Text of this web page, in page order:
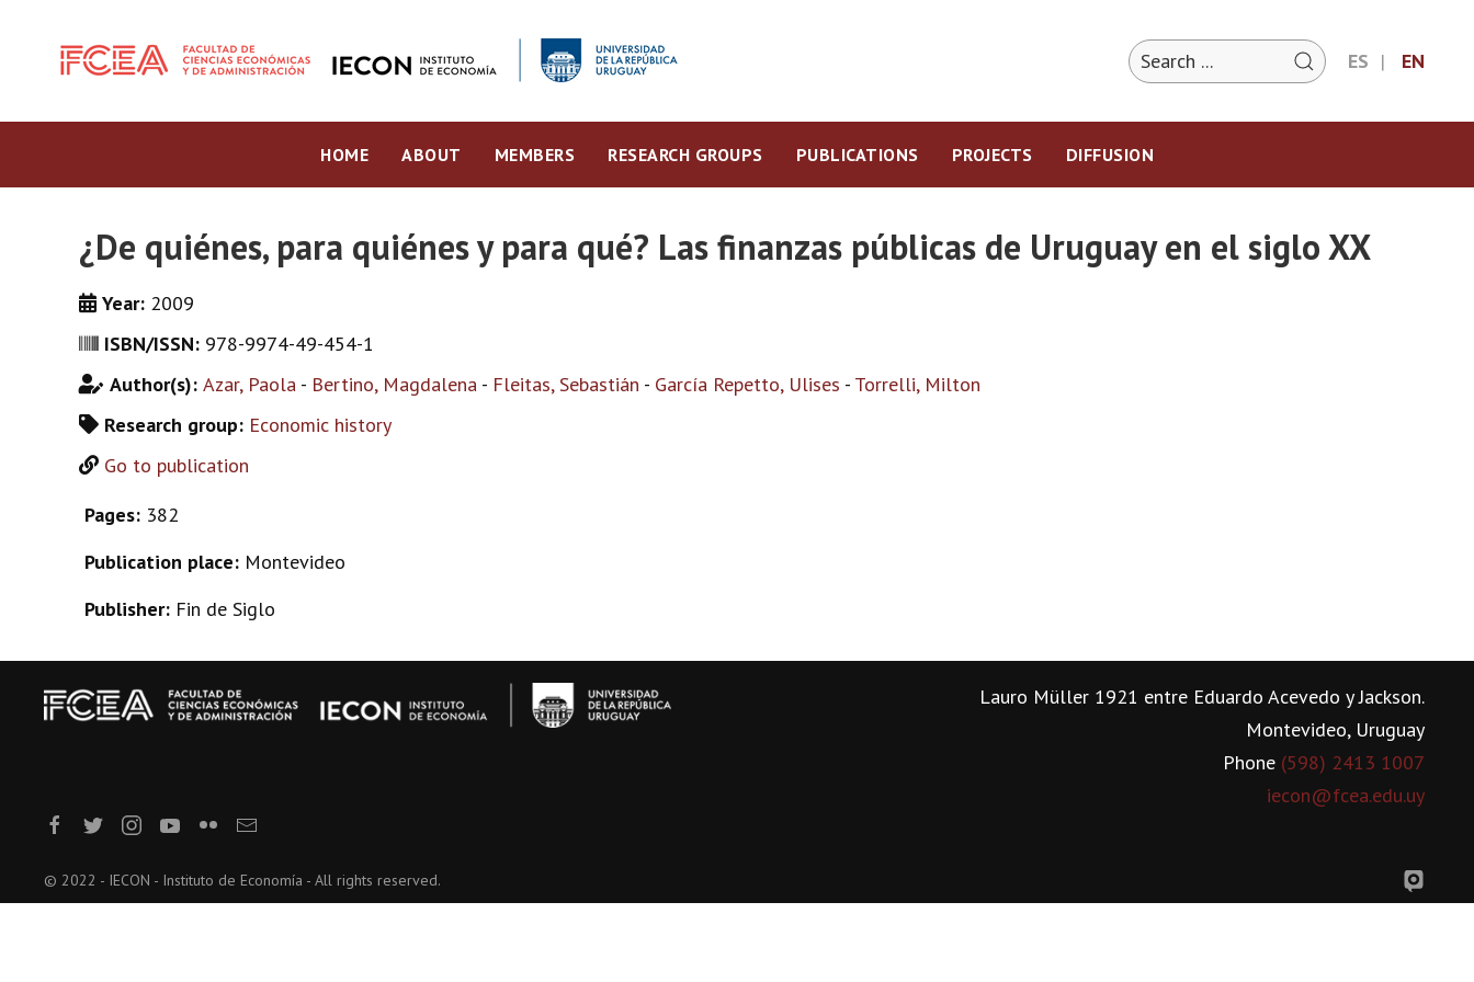
ES EN
HOME ABOUT MEMBERS RESEARCH GROUPS PUBLICATIONS PROJECTS DIFFUSION
¿De quiénes, para quiénes y para qué? Las finanzas públicas de Uruguay en el siglo XX
Year: 2009
ISBN/ISSN: 978-9974-49-454-1
Author(s): Azar, Paola - Bertino, Magdalena - Fleitas, Sebastián - García Repetto, Ulises - Torrelli, Milton
Research group: Economic history
Go to publication
Pages: 382
Publication place: Montevideo
Publisher: Fin de Siglo
Lauro Müller 1921 entre Eduardo Acevedo y Jackson.
Montevideo, Uruguay
Phone (598) 2413 1007
iecon@fcea.edu.uy
© 2022 - IECON - Instituto de Economía - All rights reserved.